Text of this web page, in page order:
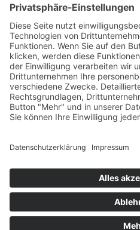
Teilenummern
Hinweis:
Es handelt sich um Teile in
um Originalteile. Die originalen
Markennamen dienen lediglich
Mähdrescher Ersatzteile.
Information
Rechtliches